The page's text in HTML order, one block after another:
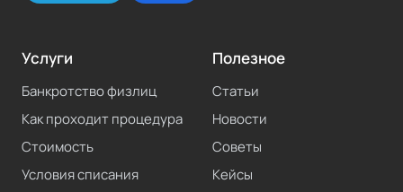
Услуги
Банкротство физлиц
Как проходит процедура
Стоимость
Условия списания
Полезное
Статьи
Новости
Советы
Кейсы